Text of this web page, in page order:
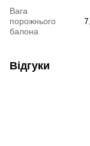
Вага
порожнього
балона
Відгуки